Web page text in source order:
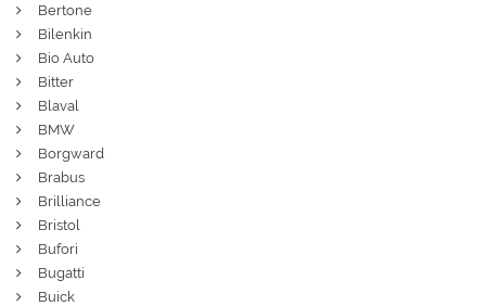
Bertone
Bilenkin
Bio Auto
Bitter
Blaval
BMW
Borgward
Brabus
Brilliance
Bristol
Bufori
Bugatti
Buick